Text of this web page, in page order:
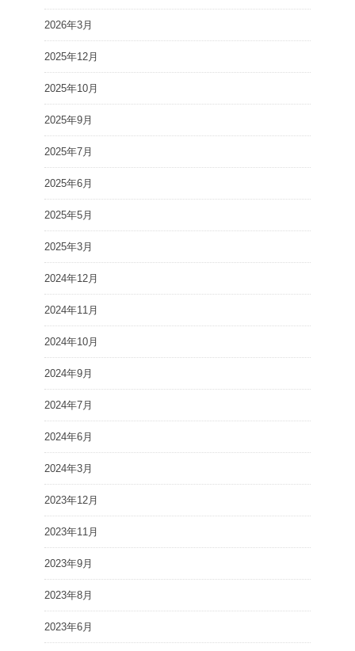
2026年3月
2025年12月
2025年10月
2025年9月
2025年7月
2025年6月
2025年5月
2025年3月
2024年12月
2024年11月
2024年10月
2024年9月
2024年7月
2024年6月
2024年3月
2023年12月
2023年11月
2023年9月
2023年8月
2023年6月